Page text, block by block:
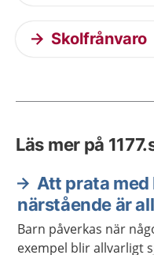
Skolfrånvaro
Läs mer på
Att prata med
närstående är
Barn påverkas när
exempel blir allvarligt